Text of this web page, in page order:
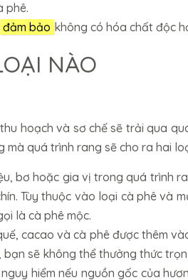
phê.
đảm bảo không có hóa chất độc
NÀO
thu hoạch và sơ chế sẽ trải qua
mà quá trình rang sẽ cho ra hai
bơ hoặc gia vị trong quá trình
Tùy thuộc vào loại cà phê và
là cà phê mộc.
cacao và cà phê được thêm
sẽ không thể thưởng thức
hiểm nếu nguồn gốc của